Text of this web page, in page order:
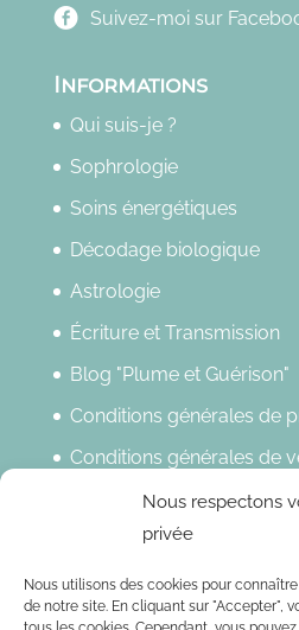
Nous respectons
privée
Nous utilisons des cookies pour
de notre site. En cliquant sur "Accepter",
Suivez-moi sur
Informations
Qui suis-je ?
Sophrologie
Soins énergétiques
Décodage biologique
Astrologie
Écriture et Transmission
Blog "Plume et Guérison"
Conditions générales de
Conditions générales de
Politique de confidentialité
Mentions légales
Newsletter